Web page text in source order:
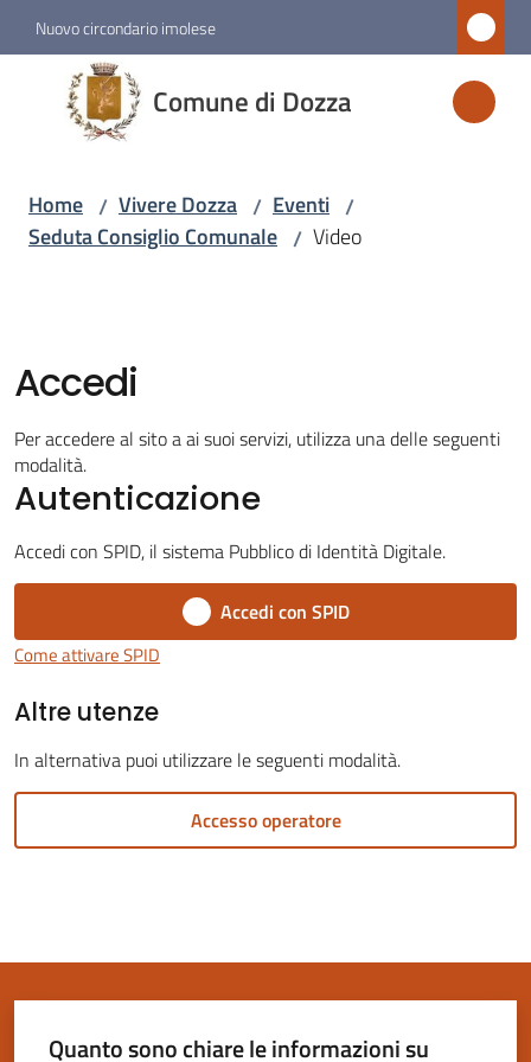
Vai al contenuto
Vai alla navigazione
Vai al footer
Nuovo circondario imolese
Comune di Dozza
Comune
di
Dozza
Amministrazione
Servizi
Vivere
Dozza
on-
gli
Home / Vivere Dozza / Eventi /
Seduta Consiglio Comunale / Video
Accedi
Per accedere al sito a ai suoi servizi, utilizza una delle seguenti
modalità.
Autenticazione
Accedi con SPID, il sistema Pubblico di Identità Digitale.
Accedi con SPID
Come attivare SPID
Altre utenze
In alternativa puoi utilizzare le seguenti modalità.
Accesso operatore
Quanto sono chiare le informazioni su